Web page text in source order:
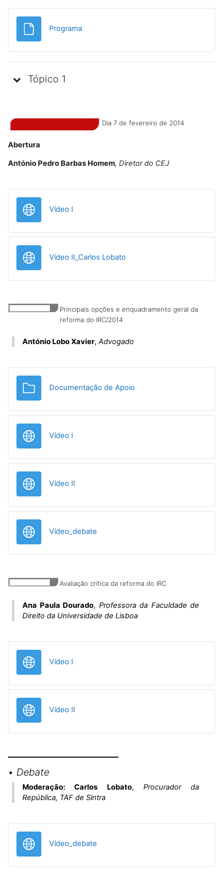
ProgramaFicheiro
Tópico 1
Dia 7 de fevereiro de 2014
Abertura
António Pedro Barbas Homem, Diretor do CEJ
Vídeo I
Vídeo II_Carlos Lobato
Principais opções e enquadramento geral da
reforma do IRC/2014
António Lobo Xavier, Advogado
Documentação de Apoio
Vídeo I
Vídeo II
Vídeo_debate
Avaliação crítica da reforma do IRC
Ana Paula Dourado, Professora da Faculdade de
Direito da Universidade de Lisboa
Vídeo I
Vídeo II
• Debate
Moderação: Carlos Lobato, Procurador da
República, TAF de Sintra
Vídeo_debate